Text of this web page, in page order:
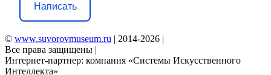
Написать
© www.suvorovmuseum.ru | 2014-2026 |
Все права защищены |
Интернет-партнер: компания «Системы Искусственного
Интеллекта»